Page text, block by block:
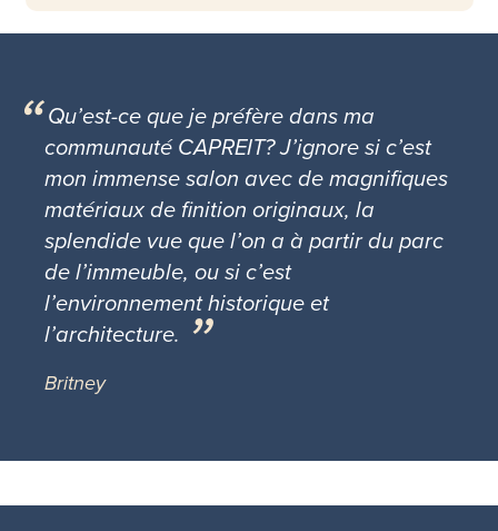
Qu’est-ce que je préfère dans ma
communauté CAPREIT? J’ignore si c’est
mon immense salon avec de magnifiques
matériaux de finition originaux, la
splendide vue que l’on a à partir du parc
de l’immeuble, ou si c’est
l’environnement historique et
l’architecture.
Britney